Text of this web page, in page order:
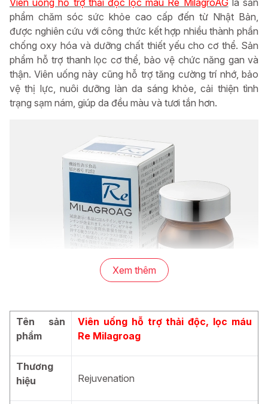
Viên uống hỗ trợ thải độc lọc máu Re MilagroAGlà sản
phẩm chăm sóc sức khỏe cao cấp đến từ Nhật Bản,
được nghiên cứu với công thức kết hợp nhiều thành phần
chống oxy hóa và dưỡng chất thiết yếu cho cơ thể. Sản
phẩm hỗ trợ thanh lọc cơ thể, bảo vệ chức năng gan và
thận. Viên uống này cũng hỗ trợ tăng cường trí nhớ, bảo
vệ thị lực, nuôi dưỡng làn da sáng khỏe, cải thiện tình
trạng sạm nám, giúp da đều màu và tươi tắn hơn.
Viên uống hỗ trợ thải độc, lọc máu Re Milagroag
Xem thêm
Tên sản
phẩm
Viên uống hỗ trợ thải độc, lọc máu
Re Milagroag
Thương
hiệu
Rejuvenation